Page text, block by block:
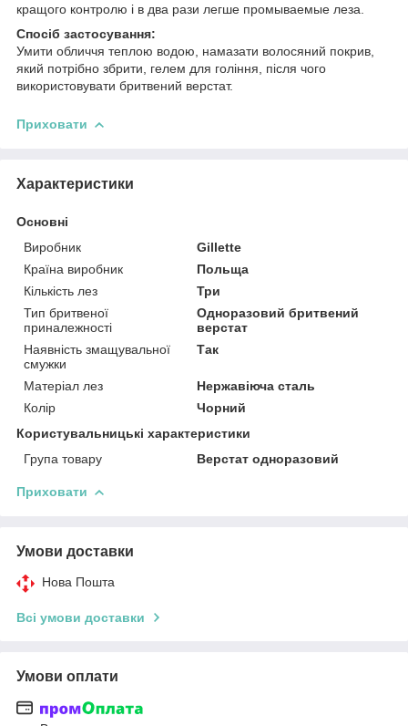
кращого контролю і в два рази легше промываемые леза.
Спосіб застосування:
Умити обличчя теплою водою, намазати волосяний покрив,
який потрібно збрити, гелем для гоління, після чого
використовувати бритвений верстат.
Приховати
Характеристики
Основні
Виробник
Gillette
Країна виробник
Польща
Кількість лез
Три
Тип бритвеної
приналежності
Одноразовий бритвений
верстат
Наявність змащувальної
смужки
Так
Матеріал лез
Нержавіюча сталь
Колір
Чорний
Користувальницькі характеристики
Група товару
Верстат одноразовий
Приховати
Умови доставки
Нова Пошта
Всі умови доставки
Умови оплати